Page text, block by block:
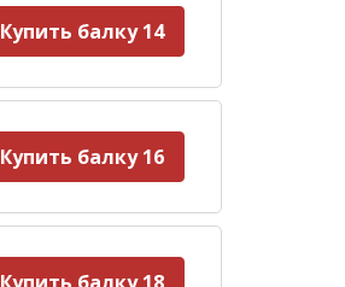
Купить балку 14
Купить балку 16